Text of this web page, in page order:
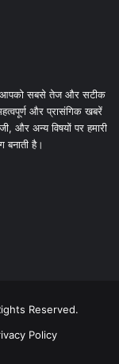
आपको सबसे तेज और सटीक
और प्रासंगिक खबरें
और अन्य विषयों पर हमारी
बनाती है।
Reserved.
Policy